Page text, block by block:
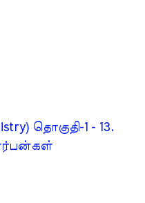
தொகுதி-1 - 13.